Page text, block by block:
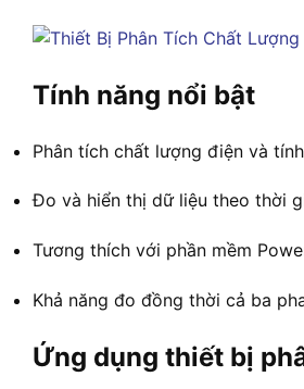
Tính năng nổi bật
Phân tích chất lượng điện và
Đo và hiển thị dữ liệu theo thời
Tương thích với phần mềm
Khả năng đo đồng thời cả ba
Ứng dụng thiết bị